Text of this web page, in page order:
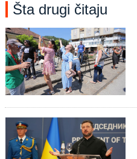
Šta drugi čitaju